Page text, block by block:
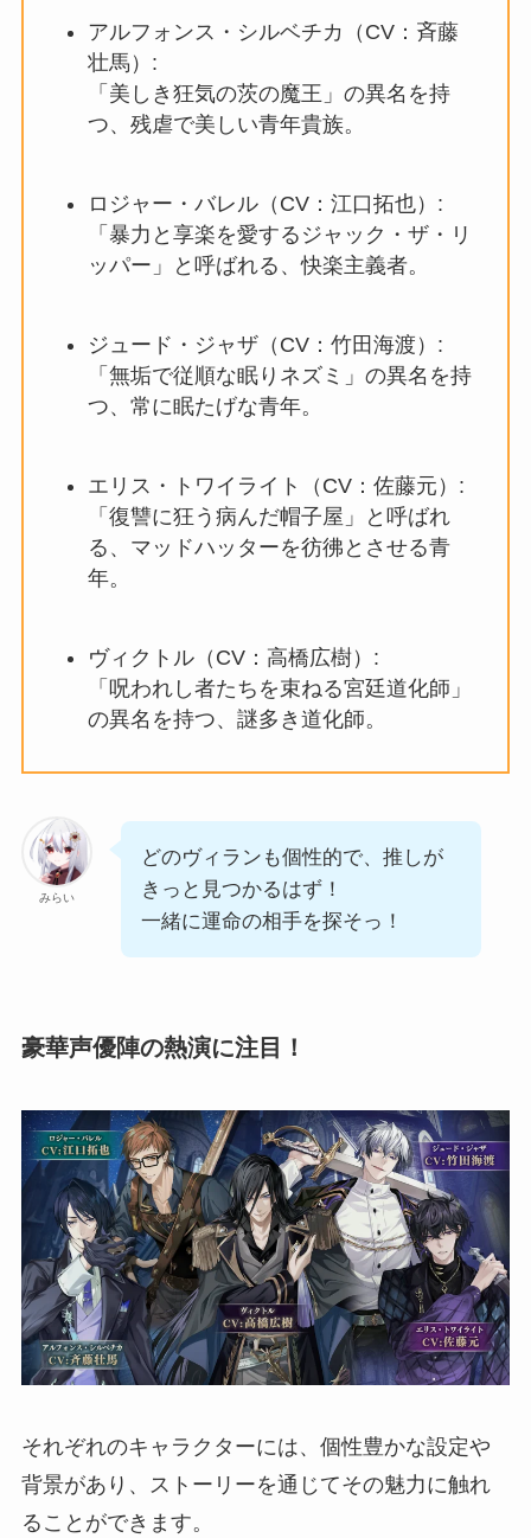
アルフォンス・シルベチカ（CV：斉藤
壮馬）:
「美しき狂気の茨の魔王」の異名を持
つ、残虐で美しい青年貴族。
ロジャー・バレル（CV：江口拓也）:
「暴力と享楽を愛するジャック・ザ・リ
ッパー」と呼ばれる、快楽主義者。
ジュード・ジャザ（CV：竹田海渡）:
「無垢で従順な眠りネズミ」の異名を持
つ、常に眠たげな青年。
エリス・トワイライト（CV：佐藤元）:
「復讐に狂う病んだ帽子屋」と呼ばれ
る、マッドハッターを彷彿とさせる青
年。
ヴィクトル（CV：高橋広樹）:
「呪われし者たちを束ねる宮廷道化師」
の異名を持つ、謎多き道化師。
みらい
どのヴィランも個性的で、推しが
きっと見つかるはず！
一緒に運命の相手を探そっ！
豪華声優陣の熱演に注目！
それぞれのキャラクターには、個性豊かな設定や
背景があり、ストーリーを通じてその魅力に触れ
ることができます。